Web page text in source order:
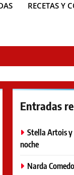
RECETAS Y
Entradas
Stella Artois y
noche
Narda